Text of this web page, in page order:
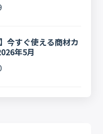
今すぐ使える商材カ
年5月